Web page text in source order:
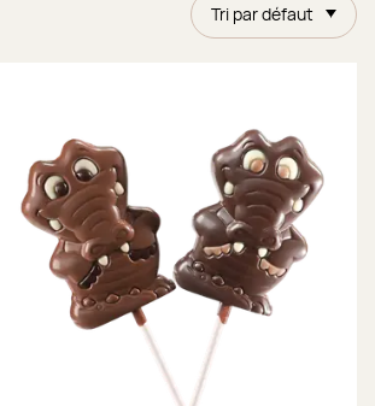
Tri par défaut